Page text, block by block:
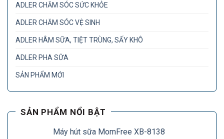
ADLER CHĂM SÓC SỨC KHỎE
ADLER CHĂM SÓC VỆ SINH
ADLER HÂM SỮA, TIỆT TRÙNG, SẤY KHÔ
ADLER PHA SỮA
SẢN PHẨM MỚI
SẢN PHẨM NỔI BẬT
Máy hút sữa MomFree XB-8138